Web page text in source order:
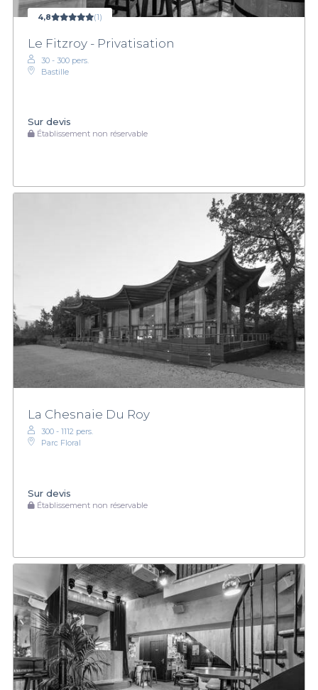
4,8 (1)
Le Fitzroy - Privatisation
30 - 300 pers.
Bastille
Sur devis
Établissement non réservable
La Chesnaie Du Roy
300 - 1112 pers.
Parc Floral
Sur devis
Établissement non réservable